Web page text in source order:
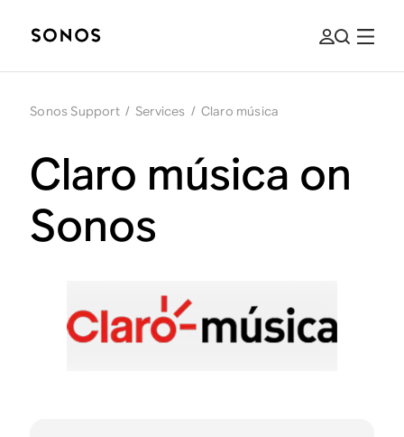
Sonos Support / Services / Claro música
Claro música on
Sonos